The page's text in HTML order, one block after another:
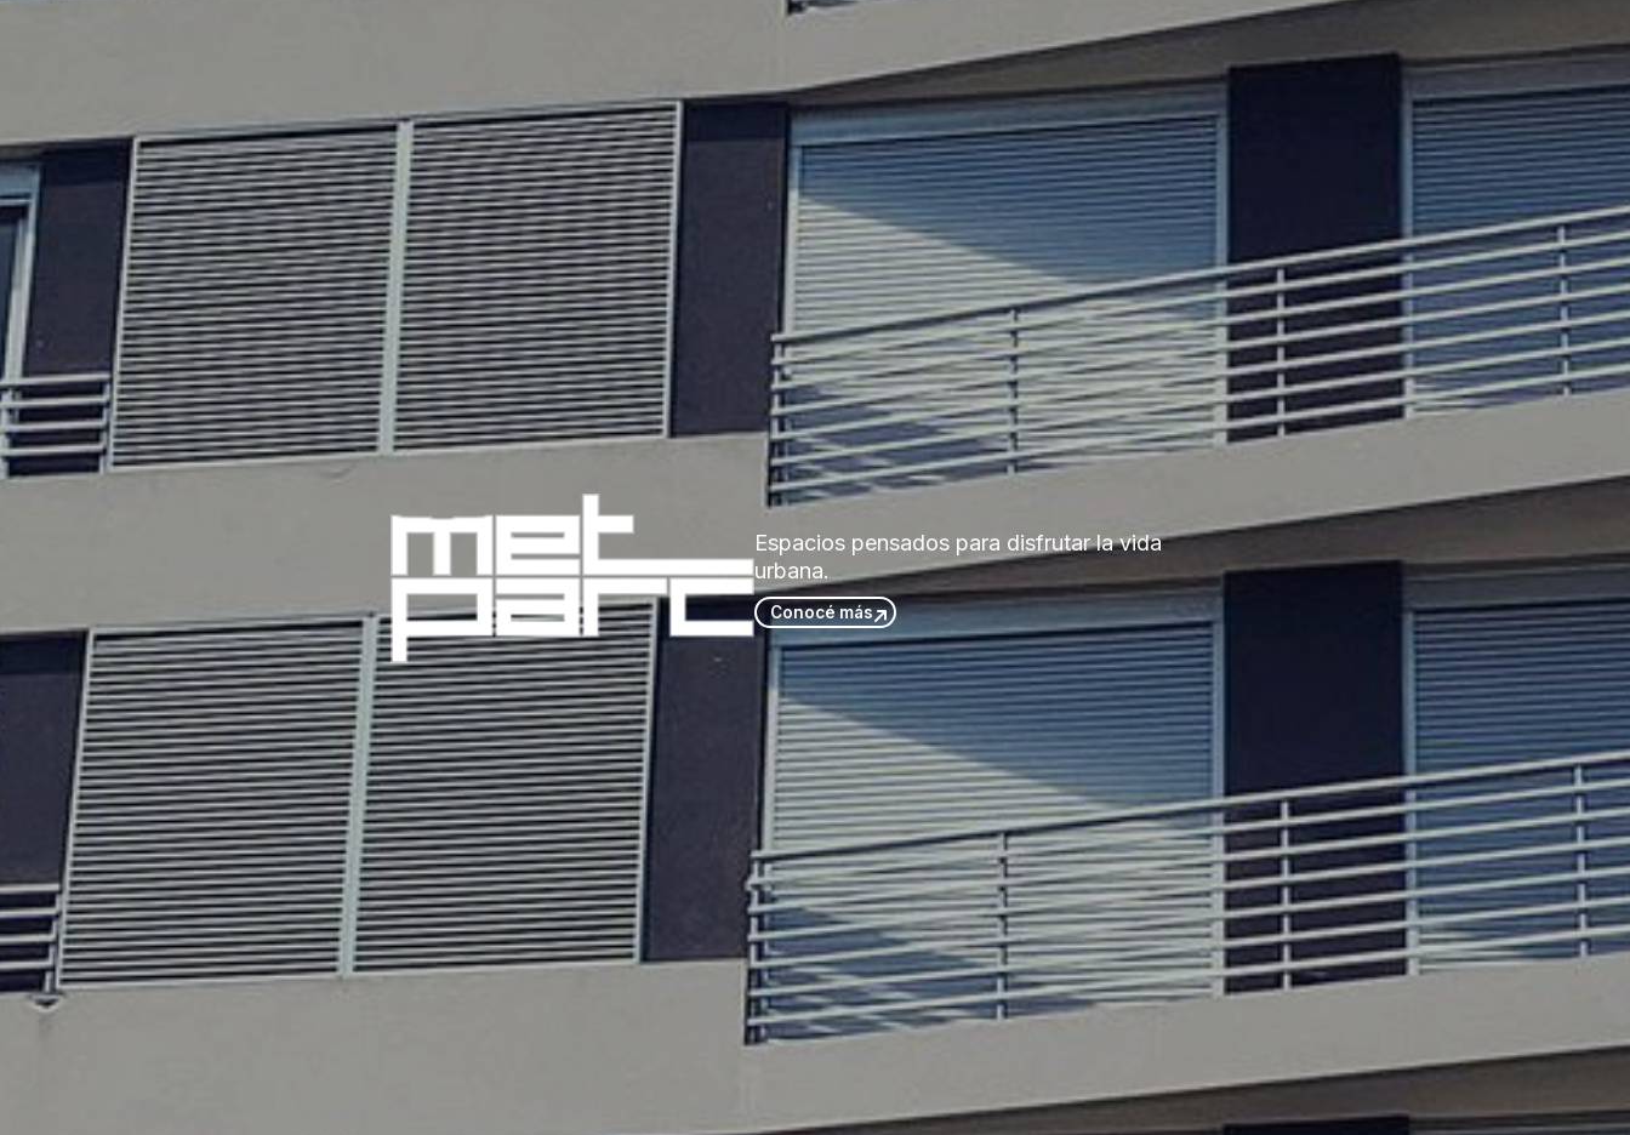
Espacios pensados para disfrutar la vida
urbana.
Conocé más